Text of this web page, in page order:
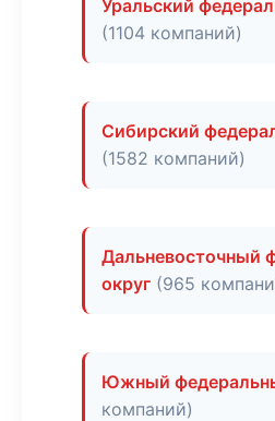
Уральский
(1104 компаний)
Сибирский
(1582 компаний)
Дальневосточный
округ (965
Южный
компаний)